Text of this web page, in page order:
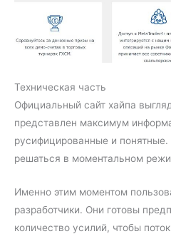
Техническая часть
Официальный сайт хайпа
представлен максимум
русифицированные и
решаться в моментальном
Именно этим моментом
разработчики. Они готовы
количество усилий, чтобы